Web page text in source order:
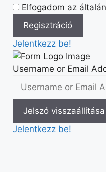
Elfogadom az
Jelentkezz be!
Username or Email
Jelentkezz be!